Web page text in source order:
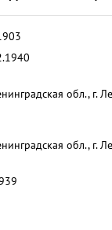
обл., г.
обл., г.